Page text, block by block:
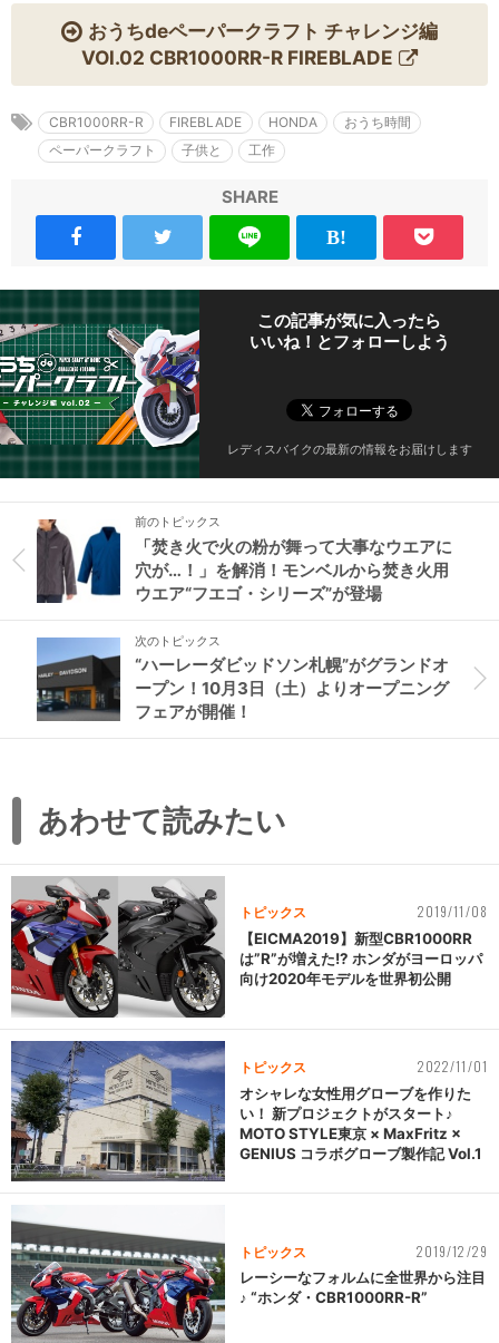
おうちdeペーパークラフト チャレンジ編
VOl.02 CBR1000RR-R FIREBLADE
CBR1000RR-R FIREBLADE HONDA
おうち時間
ペーパークラフト
子供と 工作
SHARE
この記事が気に入ったら
いいね！とフォローしよう
レディスバイクの最新の情報をお届けします
前のトピックス
「焚き火で火の粉が舞って大事なウエアに
穴が…！」を解消！モンベルから焚き火用
ウエア“フエゴ・シリーズ”が登場
次のトピックス
“ハーレーダビッドソン札幌”がグランドオ
ープン！10月3日（土）よりオープニング
フェアが開催！
あわせて読みたい
トピックス 2019/11/08
【EICMA2019】新型CBR1000RR
は”R”が増えた!? ホンダがヨーロッパ
向け2020年モデルを世界初公開
トピックス 2022/11/01
オシャレな女性用グローブを作りた
い！ 新プロジェクトがスタート♪
MOTO STYLE東京 × MaxFritz ×
GENIUS コラボグローブ製作記 Vol.1
トピックス 2019/12/29
レーシーなフォルムに全世界から注目
♪ “ホンダ・CBR1000RR-R”